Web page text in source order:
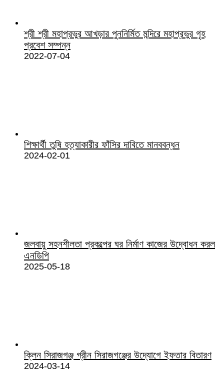
শ্রী শ্রী মহাপ্রভুর আখড়ার পুননির্মিত মন্দিরে মহাপ্রভুর গৃহ
প্রবেশ সম্পন্ন
2022-07-04
শিক্ষার্থী তুষি হত্যাকারীর ফাঁসির দাবিতে মানববন্ধন
2024-02-01
জলবায়ু সহনশীলতা প্রকল্পের ঘর নির্মাণ কাজের উদ্বোধন করল
এনডিপি
2025-05-18
ক্লিন সিরাজগঞ্জ গ্রীন সিরাজগঞ্জের উদ্যোগে ইফতার বিতারণ
2024-03-14